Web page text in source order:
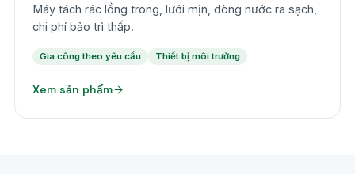
Máy tách rác lồng trong, lưới mịn, dòng nước ra sạch,
chi phí bảo trì thấp.
Gia công theo yêu cầu Thiết bị môi trường
Xem sản phẩm